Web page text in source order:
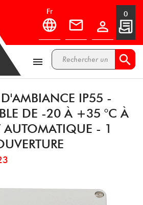
fr

0
 
D'AMBIANCE IP55 -
DE -20 À +35 °C À
AUTOMATIQUE - 1